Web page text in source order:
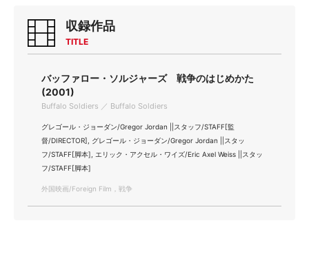
収録作品
TITLE
バッファロー・ソルジャーズ 戦争のはじめかた
(2001)
Buffalo Soldiers ／ Buffalo Soldiers
グレゴール・ジョーダン/Gregor Jordan ||スタッフ/STAFF[監
督/DIRECTOR], グレゴール・ジョーダン/Gregor Jordan ||スタッ
フ/STAFF[脚本], エリック・アクセル・ワイズ/Eric Axel Weiss ||スタッ
フ/STAFF[脚本]
外国映画/Foreign Film，戦争